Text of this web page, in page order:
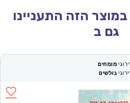
הזה התעניינו
גם ב
מומחים
גולשים